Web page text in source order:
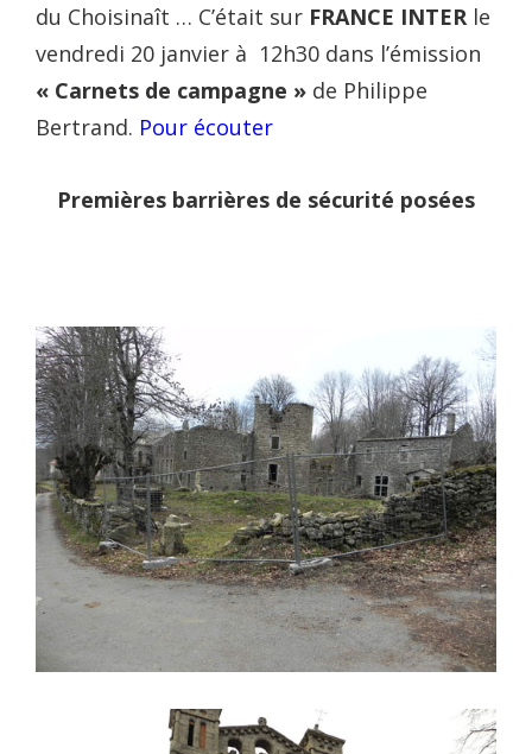
du Choisinaît … C’était sur FRANCE INTER le
vendredi 20 janvier à 12h30 dans l’émission
« Carnets de campagne » de Philippe
Bertrand. Pour écouter
Premières barrières de sécurité posées